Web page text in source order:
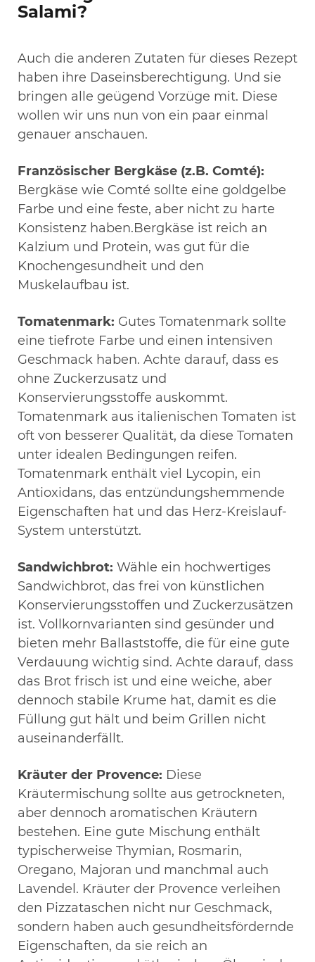
Salami?
Auch die anderen Zutaten für dieses Rezept
haben ihre Daseinsberechtigung. Und sie
bringen alle geügend Vorzüge mit. Diese
wollen wir uns nun von ein paar einmal
genauer anschauen.
Französischer Bergkäse (z.B. Comté):
Bergkäse wie Comté sollte eine goldgelbe
Farbe und eine feste, aber nicht zu harte
Konsistenz haben.Bergkäse ist reich an
Kalzium und Protein, was gut für die
Knochengesundheit und den
Muskelaufbau ist.
Tomatenmark: Gutes Tomatenmark sollte
eine tiefrote Farbe und einen intensiven
Geschmack haben. Achte darauf, dass es
ohne Zuckerzusatz und
Konservierungsstoffe auskommt.
Tomatenmark aus italienischen Tomaten ist
oft von besserer Qualität, da diese Tomaten
unter idealen Bedingungen reifen.
Tomatenmark enthält viel Lycopin, ein
Antioxidans, das entzündungshemmende
Eigenschaften hat und das Herz-Kreislauf-
System unterstützt.
Sandwichbrot: Wähle ein hochwertiges
Sandwichbrot, das frei von künstlichen
Konservierungsstoffen und Zuckerzusätzen
ist. Vollkornvarianten sind gesünder und
bieten mehr Ballaststoffe, die für eine gute
Verdauung wichtig sind. Achte darauf, dass
das Brot frisch ist und eine weiche, aber
dennoch stabile Krume hat, damit es die
Füllung gut hält und beim Grillen nicht
auseinanderfällt.
Kräuter der Provence: Diese
Kräutermischung sollte aus getrockneten,
aber dennoch aromatischen Kräutern
bestehen. Eine gute Mischung enthält
typischerweise Thymian, Rosmarin,
Oregano, Majoran und manchmal auch
Lavendel. Kräuter der Provence verleihen
den Pizzataschen nicht nur Geschmack,
sondern haben auch gesundheitsfördernde
Eigenschaften, da sie reich an